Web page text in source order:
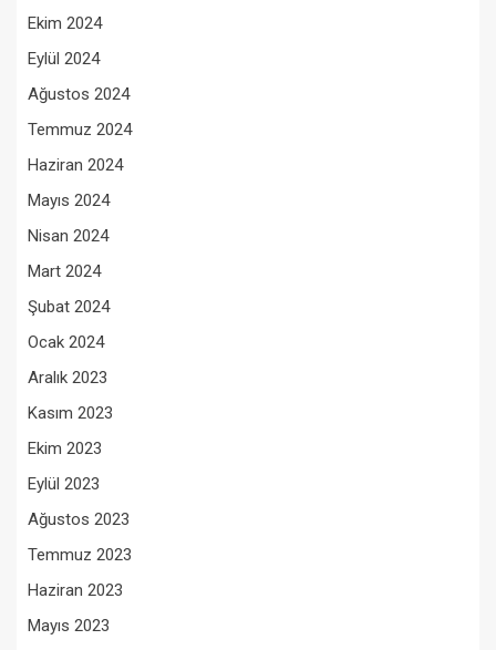
Ekim 2024
Eylül 2024
Ağustos 2024
Temmuz 2024
Haziran 2024
Mayıs 2024
Nisan 2024
Mart 2024
Şubat 2024
Ocak 2024
Aralık 2023
Kasım 2023
Ekim 2023
Eylül 2023
Ağustos 2023
Temmuz 2023
Haziran 2023
Mayıs 2023